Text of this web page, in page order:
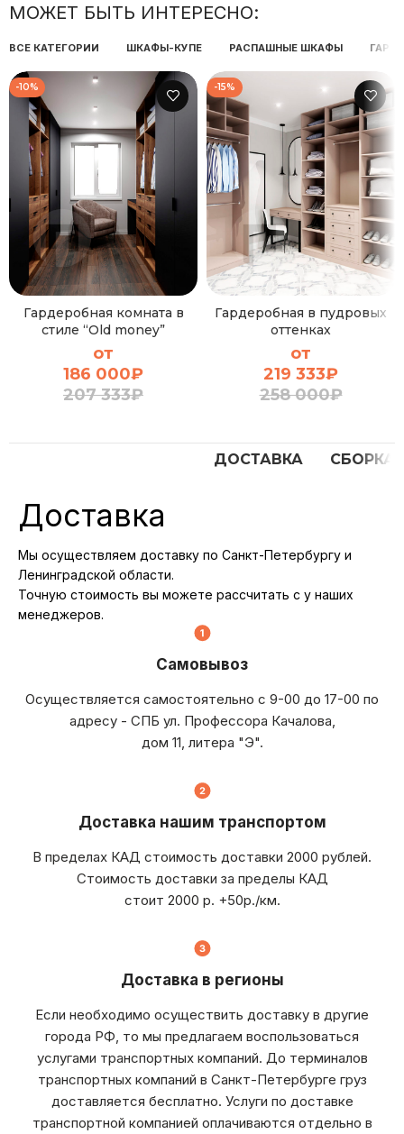
МОЖЕТ БЫТЬ ИНТЕРЕСНО:
ВСЕ КАТЕГОРИИ ШКАФЫ-КУПЕ РАСПАШНЫЕ ШКАФЫ
-10%
Гардеробная комната в
стиле “Old money”
от
186 000₽
207 333₽
-15%
Гардеробная в пудровых
оттенках
от
219 333₽
258 000₽
ДОСТАВКА СБОРКА
Доставка
Мы осуществляем доставку по Санкт-Петербургу и
Ленинградской области.
Точную стоимость вы можете рассчитать с у наших
менеджеров.
Самовывоз
Осуществляется самостоятельно с 9-00 до 17-00 по
адресу - СПБ ул. Профессора Качалова,
дом 11, литера "Э".
Доставка нашим транспортом
В пределах КАД стоимость доставки 2000 рублей.
Стоимость доставки за пределы КАД
стоит 2000 р. +50р./км.
Доставка в регионы
Если необходимо осуществить доставку в другие
города РФ, то мы предлагаем воспользоваться
услугами транспортных компаний. До терминалов
транспортных компаний в Санкт-Петербурге груз
доставляется бесплатно. Услуги по доставке
транспортной компанией оплачиваются отдельно в